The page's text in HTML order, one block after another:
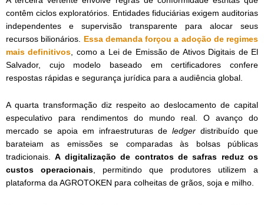
contêm ciclos exploratórios. Entidades fiduciárias exigem auditorias
independentes e supervisão transparente para alocar seus
recursos bilionários. Essa demanda forçou a adoção de regimes
mais definitivos, como a Lei de Emissão de Ativos Digitais de El
Salvador, cujo modelo baseado em certificadores confere
respostas rápidas e segurança jurídica para a audiência global.
A quarta transformação diz respeito ao deslocamento de capital
especulativo para rendimentos do mundo real. O avanço do
mercado se apoia em infraestruturas de ledger distribuído que
barateiam as emissões se comparadas às bolsas públicas
tradicionais.A digitalização de contratos de safras reduz os
custos operacionais, permitindo que produtores utilizem a
plataforma da AGROTOKEN para colheitas de grãos, soja e milho.